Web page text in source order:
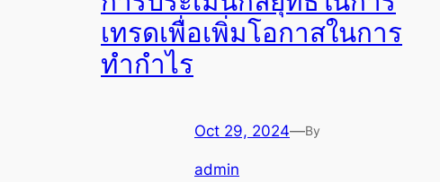
เทรดเพื่อเพิ่มโอกาสในการ
ทำกำไร
Oct 29, 2024—By
admin